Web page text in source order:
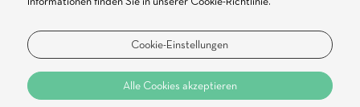
Cookie-Einstellungen
Alle Cookies akzeptieren